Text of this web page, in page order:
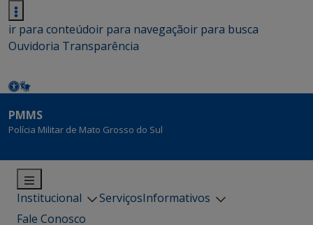
ir para conteúdoir para navegaçãoir para busca
Ouvidoria Transparência
PMMS
Polícia Militar de Mato Grosso do Sul
Institucional ServiçosInformativos
Fale Conosco